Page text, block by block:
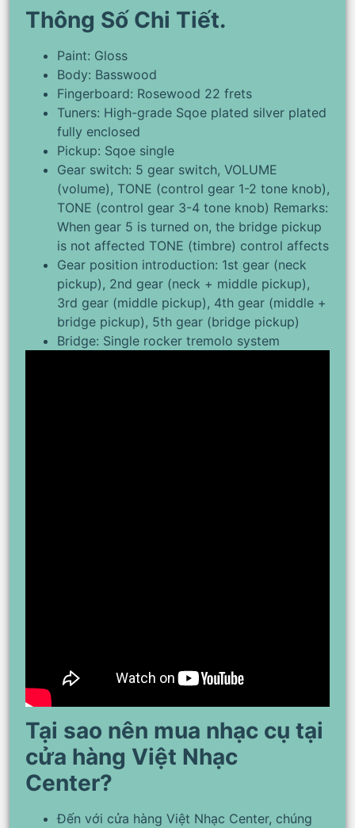
Thông Số Chi Tiết.
Paint: Gloss
Body: Basswood
Fingerboard: Rosewood 22 frets
Tuners: High-grade Sqoe plated silver plated
fully enclosed
Pickup: Sqoe single
Gear switch: 5 gear switch, VOLUME
(volume), TONE (control gear 1-2 tone knob),
TONE (control gear 3-4 tone knob) Remarks:
When gear 5 is turned on, the bridge pickup
is not affected TONE (timbre) control affects
Gear position introduction: 1st gear (neck
pickup), 2nd gear (neck + middle pickup),
3rd gear (middle pickup), 4th gear (middle +
bridge pickup), 5th gear (bridge pickup)
Bridge: Single rocker tremolo system
Tại sao nên mua nhạc cụ tại
cửa hàng Việt Nhạc
Center?
Đến với cửa hàng Việt Nhạc Center, chúng